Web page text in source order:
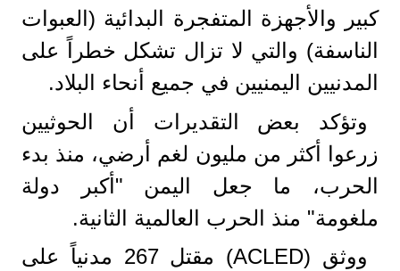
كبير والأجهزة المتفجرة البدائية (العبوات
الناسفة) والتي لا تزال تشكل خطراً على
المدنيين اليمنيين في جميع أنحاء البلاد.
وتؤكد بعض التقديرات أن الحوثيين
زرعوا أكثر من مليون لغم أرضي، منذ بدء
الحرب، ما جعل اليمن "أكبر دولة
ملغومة" منذ الحرب العالمية الثانية.
ووثق (ACLED) مقتل 267 مدنياً على